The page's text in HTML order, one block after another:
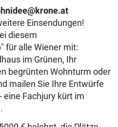
Einsendungen!
diesem
für alle Wiener mit:
im Grünen, Ihr
begrünten Wohnturm oder
mailen Sie Ihre Entwürfe
- eine Fachjury kürt im